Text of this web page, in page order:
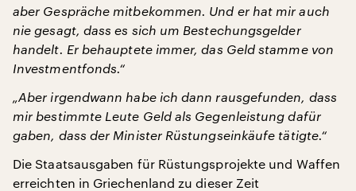
aber Gespräche mitbekommen. Und er hat mir auch
nie gesagt, dass es sich um Bestechungsgelder
handelt. Er behauptete immer, das Geld stamme von
Investmentfonds.“
„Aber irgendwann habe ich dann rausgefunden, dass
mir bestimmte Leute Geld als Gegenleistung dafür
gaben, dass der Minister Rüstungseinkäufe tätigte.“
Die Staatsausgaben für Rüstungsprojekte und Waffen
erreichten in Griechenland zu dieser Zeit